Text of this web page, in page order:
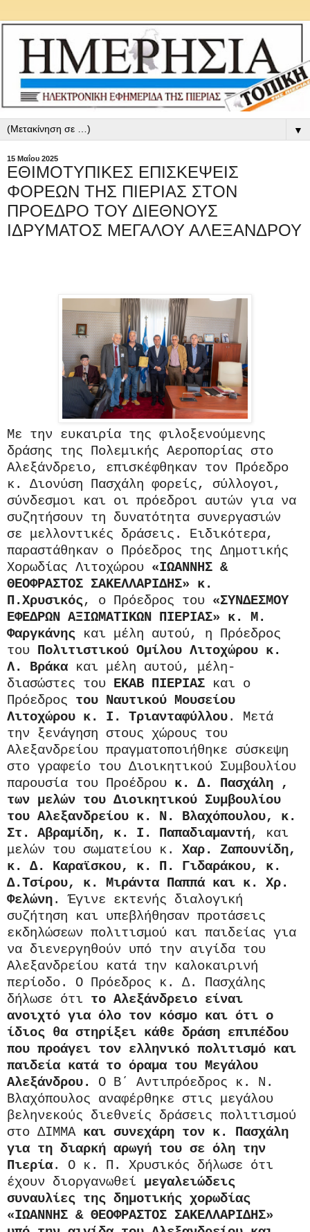
▼
15 Μαΐου 2025
ΕΘΙΜΟΤΥΠΙΚΕΣ ΕΠΙΣΚΕΨΕΙΣ
ΦΟΡΕΩΝ ΤΗΣ ΠΙΕΡΙΑΣ ΣΤΟΝ
ΠΡΟΕΔΡΟ ΤΟΥ ΔΙΕΘΝΟΥΣ
ΙΔΡΥΜΑΤΟΣ ΜΕΓΑΛΟΥ ΑΛΕΞΑΝΔΡΟΥ
Με την ευκαιρία της φιλοξενούμενης
δράσης της Πολεμικής Αεροπορίας στο
Αλεξάνδρειο, επισκέφθηκαν τον Πρόεδρο
κ. Διονύση Πασχάλη φορείς, σύλλογοι,
σύνδεσμοι και οι πρόεδροι αυτών για να
συζητήσουν τη δυνατότητα συνεργασιών
σε μελλοντικές δράσεις. Ειδικότερα,
παραστάθηκαν ο Πρόεδρος της Δημοτικής
Χορωδίας Λιτοχώρου «ΙΩΑΝΝΗΣ &
ΘΕΟΦΡΑΣΤΟΣ ΣΑΚΕΛΛΑΡΙΔΗΣ» κ.
Π.Χρυσικός, ο Πρόεδρος του «ΣΥΝΔΕΣΜΟΥ
ΕΦΕΔΡΩΝ ΑΞΙΩΜΑΤΙΚΩΝ ΠΙΕΡΙΑΣ» κ. Μ.
Φαργκάνης και μέλη αυτού, η Πρόεδρος
του Πολιτιστικού Ομίλου Λιτοχώρου κ.
Λ. Βράκακαι μέλη αυτού, μέλη-
διασώστες του ΕΚΑΒ ΠΙΕΡΙΑΣ και ο
Πρόεδρος του Ναυτικού Μουσείου
Λιτοχώρου κ. Ι. Τριανταφύλλου. Μετά
την ξενάγηση στους χώρους του
Αλεξανδρείου πραγματοποιήθηκε σύσκεψη
στο γραφείο του Διοικητικού Συμβουλίου
παρουσία του Προέδρου κ. Δ. Πασχάλη ,
των μελών του Διοικητικού Συμβουλίου
του Αλεξανδρείου κ. Ν. Βλαχόπουλου, κ.
Στ. Αβραμίδη, κ. Ι. Παπαδιαμαντή, και
μελών του σωματείου κ. Χαρ. Ζαπουνίδη,
κ. Δ. Καραϊσκου, κ. Π. Γιδαράκου, κ.
Δ.Τσίρου, κ. Μιράντα Παππά και κ. Χρ.
Φελώνη. Έγινε εκτενής διαλογική
συζήτηση και υπεβλήθησαν προτάσεις
εκδηλώσεων πολιτισμού και παιδείας για
να διενεργηθούν υπό την αιγίδα του
Αλεξανδρείου κατά την καλοκαιρινή
περίοδο. Ο Πρόεδρος κ. Δ. Πασχάλης
δήλωσε ότι το Αλεξάνδρειο είναι
ανοιχτό για όλο τον κόσμο και ότι ο
ίδιος θα στηρίξει κάθε δράση επιπέδου
που προάγει τον ελληνικό πολιτισμό και
παιδεία κατά το όραμα του Μεγάλου
Αλεξάνδρου.
Ο Β΄ Αντιπρόεδρος κ. Ν.
Βλαχόπουλος αναφέρθηκε στις μεγάλου
βεληνεκούς διεθνείς δράσεις πολιτισμού
στο ΔΙΜΜΑ και συνεχάρη τον κ. Πασχάλη
για τη διαρκή αρωγή του σε όλη την
Πιερία. Ο κ. Π. Χρυσικός δήλωσε ότι
έχουν διοργανωθεί μεγαλειώδεις
συναυλίες της δημοτικής χορωδίας
«ΙΩΑΝΝΗΣ & ΘΕΟΦΡΑΣΤΟΣ ΣΑΚΕΛΛΑΡΙΔΗΣ»